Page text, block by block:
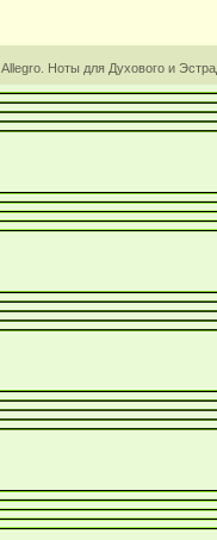
Allegro. Ноты для Духового и